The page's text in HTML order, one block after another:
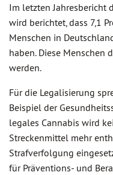
Im letzten Jahresbericht
wird berichtet, dass 7,1
Menschen in
haben. Diese
werden.
Für die Legalisierung
Beispiel der
legales Cannabis wird
Streckenmittel mehr
Strafverfolgung
für Präventions- und